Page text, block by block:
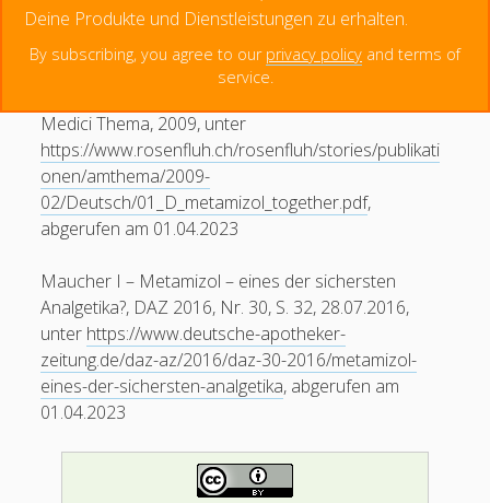
Menschen haben seit 2014 diese Seite besucht.
Incorporated, 2017 ISBN 9789712728976.
Metamizol:Metamizol – Die lange und
Medici Thema, 2009, unter
https://www.rosenfluh.ch/rosenfluh/stories/publikati
onen/amthema/2009-
02/Deutsch/01_D_metamizol_together.pdf,
abgerufen am 01.04.2023
Maucher I – Metamizol – eines der sichersten
Analgetika?, DAZ 2016, Nr. 30, S. 32, 28.07.2016,
unter https://www.deutsche-apotheker-
zeitung.de/daz-az/2016/daz-30-2016/metamizol-
eines-der-sichersten-analgetika, abgerufen am
01.04.2023
Deine Produkte und Dienstleistungen zu erhalten.
By subscribing, you agree to our privacy policy and terms of
service.